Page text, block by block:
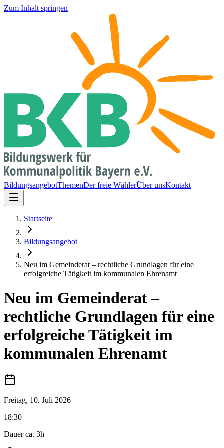
Zum Inhalt springen
BildungsangebotThemenDer freie WählerÜber unsKontakt
Startseite
Bildungsangebot
Neu im Gemeinderat – rechtliche Grundlagen für eine
erfolgreiche Tätigkeit im kommunalen Ehrenamt
Neu im Gemeinderat –
rechtliche Grundlagen für eine
erfolgreiche Tätigkeit im
kommunalen Ehrenamt
Freitag, 10. Juli 2026
18:30
Dauer ca. 3h